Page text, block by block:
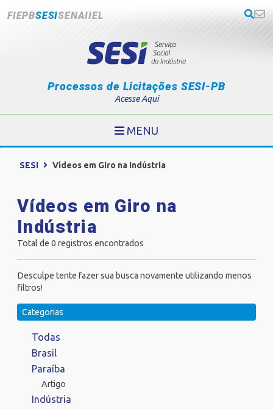
FIEPBSESISENAIIEL
Processos de Licitações SESI-PB
Acesse Aqui
MENU
SESI Vídeos em Giro na Indústria
Vídeos em Giro na
Indústria
Total de 0 registros encontrados
Desculpe tente fazer sua busca novamente utilizando menos
filtros!
Categorias
Todas
Brasil
Paraíba
Artigo
Indústria